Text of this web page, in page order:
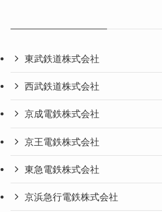
東武鉄道株式会社
西武鉄道株式会社
京成電鉄株式会社
京王電鉄株式会社
東急電鉄株式会社
京浜急行電鉄株式会社